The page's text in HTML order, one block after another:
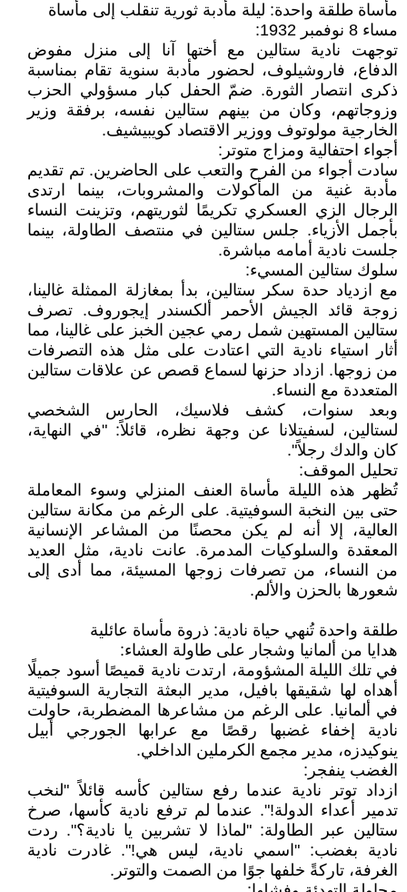
مأساة طلقة واحدة: ليلة مأدبة ثورية تنقلب إلى مأساة
مساء 8 نوفمبر 1932:
توجهت نادية ستالين مع أختها آنا إلى منزل مفوض
الدفاع، فاروشيلوف، لحضور مأدبة سنوية تقام بمناسبة
ذكرى انتصار الثورة. ضمّ الحفل كبار مسؤولي الحزب
وزوجاتهم، وكان من بينهم ستالين نفسه، برفقة وزير
الخارجية مولوتوف ووزير الاقتصاد كويبيشيف.
أجواء احتفالية ومزاج متوتر:
سادت أجواء من الفرح والتعب على الحاضرين. تم تقديم
مأدبة غنية من المأكولات والمشروبات، بينما ارتدى
الرجال الزي العسكري تكريمًا لثوريتهم، وتزينت النساء
بأجمل الأزياء. جلس ستالين في منتصف الطاولة، بينما
جلست نادية أمامه مباشرة.
سلوك ستالين المسيء:
مع ازدياد حدة سكر ستالين، بدأ بمغازلة الممثلة غالينا،
زوجة قائد الجيش الأحمر ألكسندر إيجوروف. تصرف
ستالين المستهين شمل رمي عجين الخبز على غالينا، مما
أثار استياء نادية التي اعتادت على مثل هذه التصرفات
من زوجها. ازداد حزنها لسماع قصص عن علاقات ستالين
المتعددة مع النساء.
وبعد سنوات، كشف فلاسيك، الحارس الشخصي
لستالين، لسفيتلانا عن وجهة نظره، قائلاً: "في النهاية،
كان والدك رجلاً".
تحليل الموقف:
تُظهر هذه الليلة مأساة العنف المنزلي وسوء المعاملة
حتى بين النخبة السوفيتية. على الرغم من مكانة ستالين
العالية، إلا أنه لم يكن محصنًا من المشاعر الإنسانية
المعقدة والسلوكيات المدمرة. عانت نادية، مثل العديد
من النساء، من تصرفات زوجها المسيئة، مما أدى إلى
شعورها بالحزن والألم.
طلقة واحدة تُنهي حياة نادية: ذروة مأساة عائلية
هدايا من ألمانيا وشجار على طاولة العشاء:
في تلك الليلة المشؤومة، ارتدت نادية قميصًا أسود جميلًا
أهداه لها شقيقها بافيل، مدير البعثة التجارية السوفيتية
في ألمانيا. على الرغم من مشاعرها المضطربة، حاولت
نادية إخفاء غضبها رقصًا مع عرابها الجورجي أبيل
ينوكيدزه، مدير مجمع الكرملين الداخلي.
الغضب ينفجر:
ازداد توتر نادية عندما رفع ستالين كأسه قائلاً "لنخب
تدمير أعداء الدولة!". عندما لم ترفع نادية كأسها، صرخ
ستالين عبر الطاولة: "لماذا لا تشربين يا نادية؟". ردت
نادية بغضب: "اسمي نادية، ليس هي!". غادرت نادية
الغرفة، تاركةً خلفها جوًا من الصمت والتوتر.